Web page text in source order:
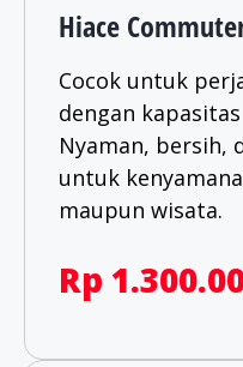
Hiace
Cocok untuk
dengan
Nyaman, bersih,
untuk
maupun wisata.​
Rp